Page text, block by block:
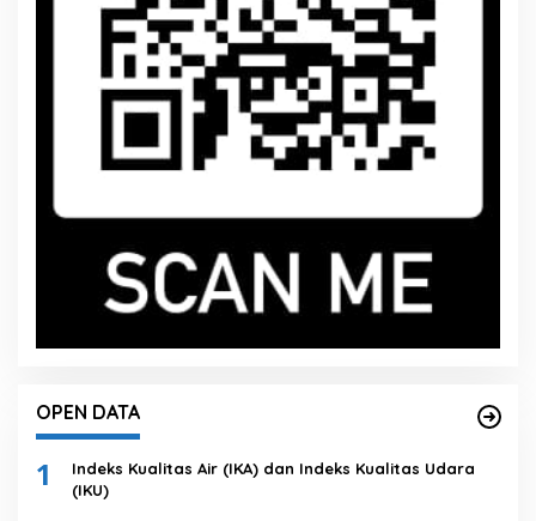
OPEN DATA
1
Indeks Kualitas Air (IKA) dan Indeks Kualitas Udara
(IKU)